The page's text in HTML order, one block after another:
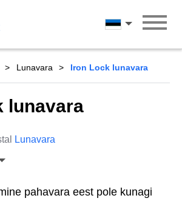
Eesti
Lunavara Iron Lock lunavara
lunavara
Lunavara
pahavara eest pole kunagi